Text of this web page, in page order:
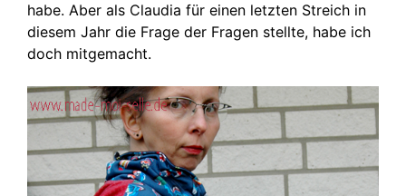
habe. Aber als Claudia für einen letzten Streich in
diesem Jahr die Frage der Fragen stellte, habe ich
doch mitgemacht.